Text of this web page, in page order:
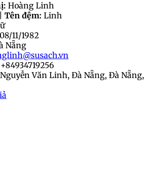
Hoàng Linh
Tên đệm: Linh
08/11/1982
Nẵng
+84934719256
Nguyễn Văn Linh, Đà Nẵng, Đà Nẵng,